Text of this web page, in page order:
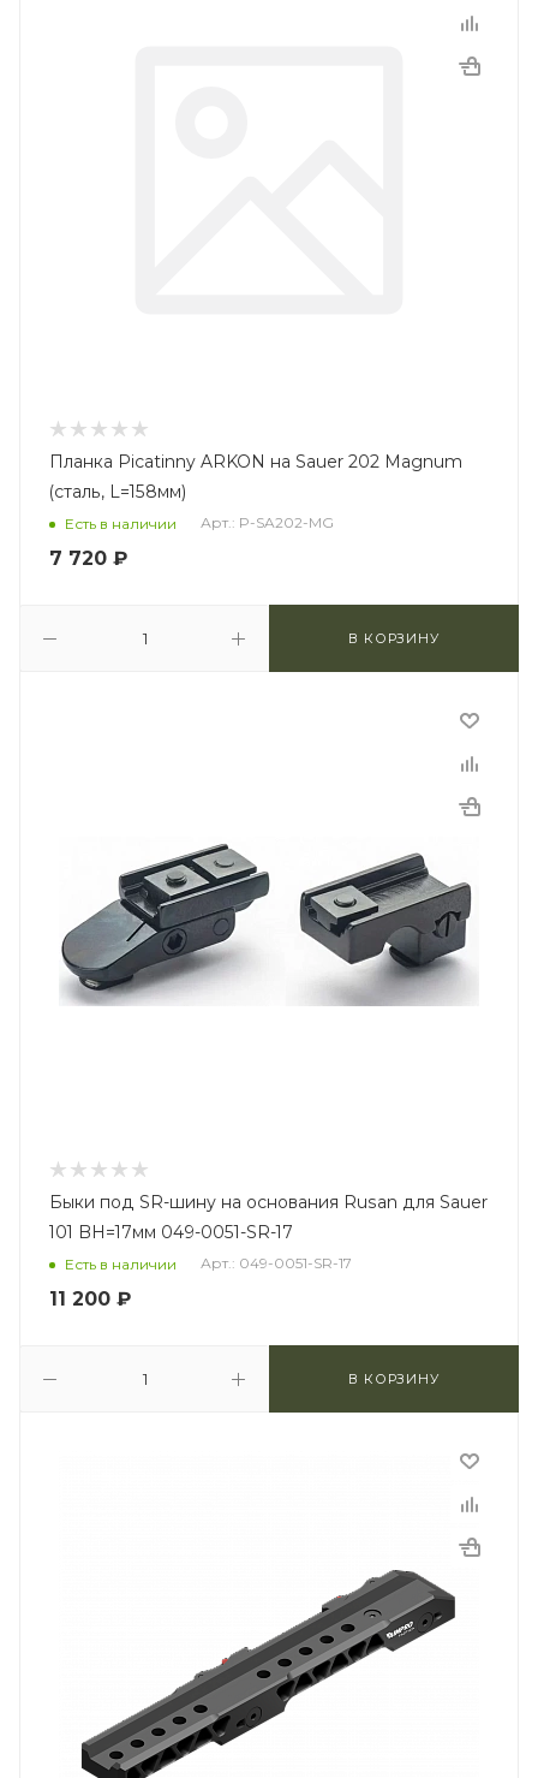
Планка Picatinny ARKON на Sauer 202 Magnum
(сталь, L=158мм)
Есть в наличии Арт.: P-SA202-MG
7 720 ₽
В КОРЗИНУ
Быки под SR-шину на основания Rusan для Sauer
101 BH=17мм 049-0051-SR-17
Есть в наличии Арт.: 049-0051-SR-17
11 200 ₽
В КОРЗИНУ